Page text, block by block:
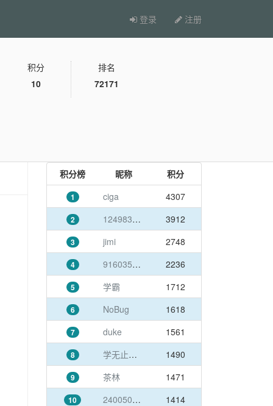
登录 注册
积分
10
排名
72171
积分榜 昵称 积分
1 ciga 4307
2 1249837384@qq.com 3912
3 jimi 2748
4 916035003@qq.com 2236
5 学霸 1712
6 NoBug 1618
7 duke 1561
8 学无止境0913 1490
9 茶林 1471
10 240050497@qq.com
1414